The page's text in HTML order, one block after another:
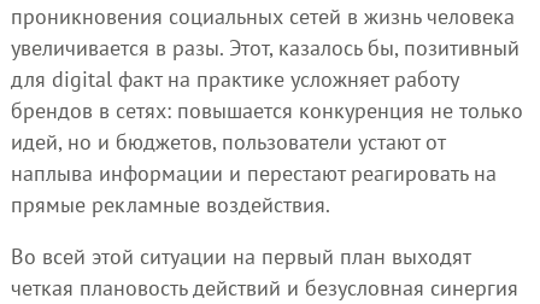
проникновения социальных сетей в жизнь человека
увеличивается в разы. Этот, казалось бы, позитивный
для digital факт на практике усложняет работу
брендов в сетях: повышается конкуренция не только
идей, но и бюджетов, пользователи устают от
наплыва информации и перестают реагировать на
прямые рекламные воздействия.
Во всей этой ситуации на первый план выходят
четкая плановость действий и безусловная синергия